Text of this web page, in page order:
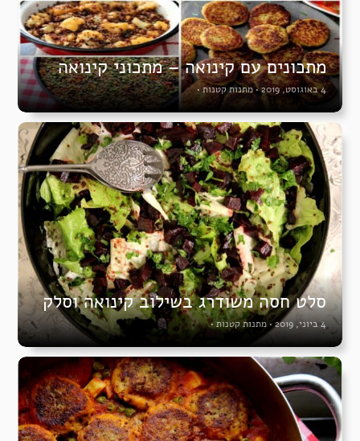
מתכונים עם קינואה – מתכוני קינואה
4 באוגוסט, 2019 •מתנות קטנות•
סלט חסה משודרג בשילוב קינואה וסלק
4 ביוני, 2019 • מתנות קטנות •